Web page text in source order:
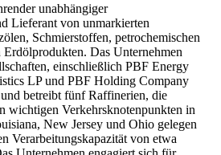
unabhängiger
Lieferant von unmarkierten
Schmierstoffen, petrochemischen
Das Unternehmen
einschließlich PBF Energy
LP und PBF Holding Company
betreibt fünf Raffinerien, die
wichtigen Verkehrsknotenpunkten in
New Jersey und Ohio gelegen
Verarbeitungskapazität von etwa